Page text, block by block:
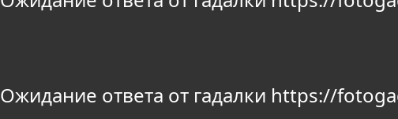
Ожидание ответа от гадалки https://